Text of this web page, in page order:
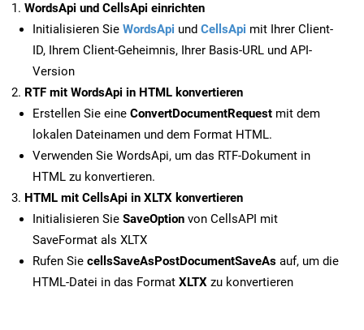
WordsApi und CellsApi einrichten
Initialisieren Sie WordsApi und CellsApi mit Ihrer Client-
ID, Ihrem Client-Geheimnis, Ihrer Basis-URL und API-
Version
RTF mit WordsApi in HTML konvertieren
Erstellen Sie eine ConvertDocumentRequest mit dem
lokalen Dateinamen und dem Format HTML.
Verwenden Sie WordsApi, um das RTF-Dokument in
HTML zu konvertieren.
HTML mit CellsApi in XLTX konvertieren
Initialisieren Sie SaveOption von CellsAPI mit
SaveFormat als XLTX
Rufen Sie cellsSaveAsPostDocumentSaveAs auf, um die
HTML-Datei in das Format XLTX zu konvertieren